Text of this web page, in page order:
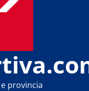
provincia